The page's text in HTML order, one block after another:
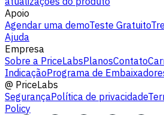
Apoio
Agendar uma demoTeste Gratuito
Ajuda
Empresa
Sobre a PriceLabsPlanosContato
IndicaçãoPrograma de
@ PriceLabs
SegurançaPolítica de privacidade
Policy